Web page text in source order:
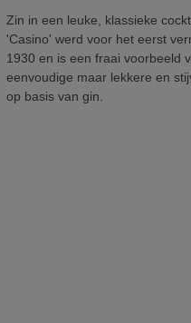
Zin in een leuke, klassieke
'Casino' werd voor het eerst
1930 en is een fraai voorbeeld
eenvoudige maar lekkere en
op basis van gin.